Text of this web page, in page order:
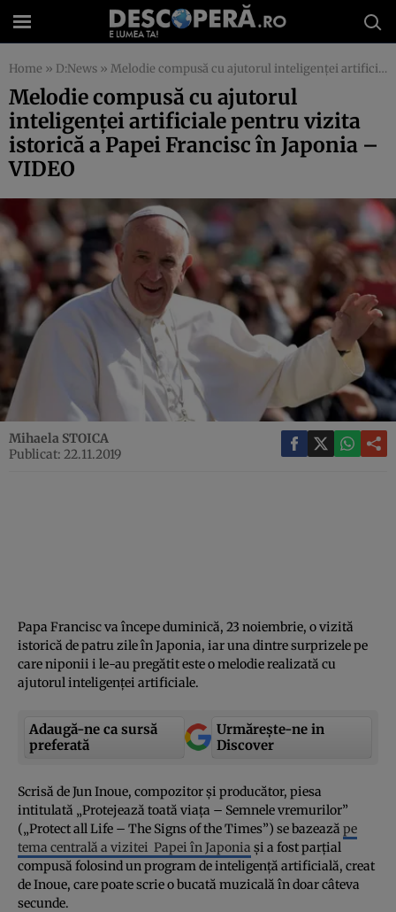
Home » D:News » Melodie compusă cu ajutorul inteligenţei artificiale pentru vizita istorică a Papei Francisc în Japonia – VIDEO
Melodie compusă cu ajutorul
inteligenţei artificiale pentru vizita
istorică a Papei Francisc în Japonia –
VIDEO
Mihaela STOICA
Publicat: 22.11.2019
Papa Francisc va începe duminică, 23 noiembrie, o vizită
istorică de patru zile în Japonia, iar una dintre surprizele pe
care niponii i le-au pregătit este o melodie realizată cu
ajutorul inteligenţei artificiale.
Adaugă-ne ca sursă
preferată
Urmărește-ne in
Discover
Scrisă de Jun Inoue, compozitor şi producător, piesa
intitulată „Protejează toată viaţa – Semnele vremurilor”
(„Protect all Life – The Signs of the Times”) se bazează pe
tema centrală a vizitei Papei în Japonia şi a fost parţial
compusă folosind un program de inteligenţă artificială, creat
de Inoue, care poate scrie o bucată muzicală în doar câteva
secunde.